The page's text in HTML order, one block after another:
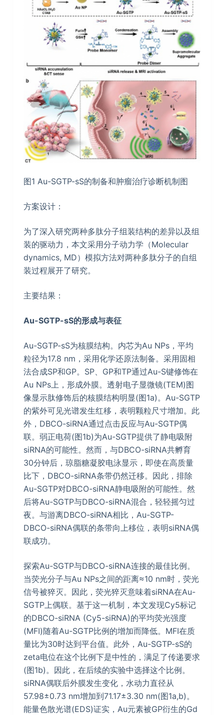
图1 Au-SGTP-sS的制备和肿瘤治疗诊断机制图
方案设计：
为了深入研究两种多肽分子组装结构的差异以及组
装的驱动力，本文采用分子动力学（Molecular
dynamics, MD）模拟方法对两种多肽分子的自组
装过程展开了研究。
主要结果：
Au-SGTP-sS的形成与表征
Au-SGTP-sS为核膜结构。内芯为Au NPs，平均
粒径为17.8 nm，采用化学还原法制备。采用固相
法合成SP和GP。SP、GP和TP通过Au-S键修饰在
Au NPs上，形成外膜。透射电子显微镜(TEM)图
像显示肽修饰后的核膜结构明显(图1a)。Au-SGTP
的紫外可见光谱发生红移，表明颗粒尺寸增加。此
外，DBCO-siRNA通过点击反应与Au-SGTP偶
联。弱正电荷(图1b)为Au-SGTP提供了静电吸附
siRNA的可能性。然而，与DBCO-siRNA共孵育
30分钟后，琼脂糖凝胶电泳显示，即使在高质量
比下，DBCO-siRNA条带仍然迁移。因此，排除
Au-SGTP对DBCO-siRNA静电吸附的可能性。然
后将Au-SGTP与DBCO-siRNA混合，轻轻摇匀过
夜。与游离DBCO-siRNA相比，Au-SGTP-
DBCO-siRNA偶联的条带向上移位，表明siRNA偶
联成功。
探索Au-SGTP与DBCO-siRNA连接的最佳比例。
当荧光分子与Au NPs之间的距离≈10 nm时，荧光
信号被猝灭。因此，荧光猝灭意味着siRNA在Au-
SGTP上偶联。基于这一机制，本文发现Cy5标记
的DBCO-siRNA (Cy5-siRNA)的平均荧光强度
(MFI)随着Au-SGTP比例的增加而降低。MFI在质
量比为30时达到平台值。此外，Au-SGTP-sS的
zeta电位在这个比例下是中性的，满足了传递要求
(图1b)。因此，在后续的实验中选择这个比例。
siRNA偶联后外膜发生变化，水动力直径从
57.98±0.73 nm增加到71.17±3.30 nm(图1a,b)。
能量色散光谱(EDS)证实，Au元素被GP衍生的Gd